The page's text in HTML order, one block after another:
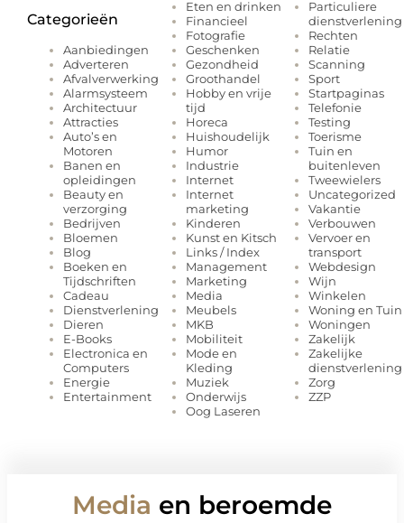
Categorieën
Aanbiedingen
Adverteren
Afvalverwerking
Alarmsysteem
Architectuur
Attracties
Auto’s en
Motoren
Banen en
opleidingen
Beauty en
verzorging
Bedrijven
Bloemen
Blog
Boeken en
Tijdschriften
Cadeau
Dienstverlening
Dieren
E-Books
Electronica en
Computers
Energie
Entertainment
Eten en drinken
Financieel
Fotografie
Geschenken
Gezondheid
Groothandel
Hobby en vrije
tijd
Horeca
Huishoudelijk
Humor
Industrie
Internet
Internet
marketing
Kinderen
Kunst en Kitsch
Links / Index
Management
Marketing
Media
Meubels
MKB
Mobiliteit
Mode en
Kleding
Muziek
Onderwijs
Oog Laseren
Particuliere
dienstverlening
Rechten
Relatie
Scanning
Sport
Startpaginas
Telefonie
Testing
Toerisme
Tuin en
buitenleven
Tweewielers
Uncategorized
Vakantie
Verbouwen
Vervoer en
transport
Webdesign
Wijn
Winkelen
Woning en Tuin
Woningen
Zakelijk
Zakelijke
dienstverlening
Zorg
ZZP
Media en beroemde